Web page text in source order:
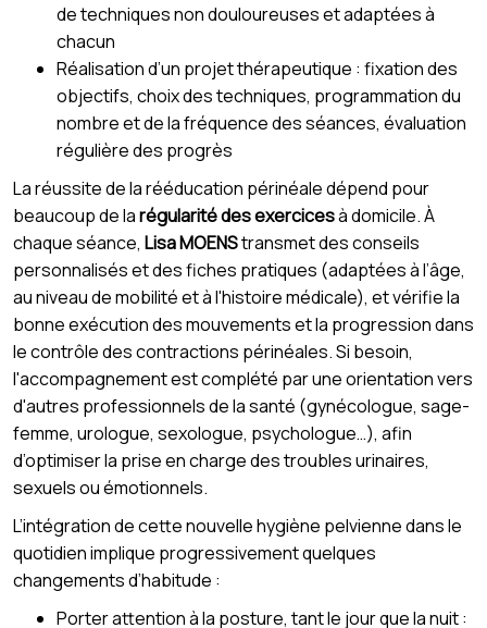
de techniques non douloureuses et adaptées à
chacun
Réalisation d’un projet thérapeutique : fixation des
objectifs, choix des techniques, programmation du
nombre et de la fréquence des séances, évaluation
régulière des progrès
La réussite de la rééducation périnéale dépend pour
beaucoup de larégularité des exercicesà domicile. À
chaque séance, Lisa MOENStransmet des conseils
personnalisés et des fiches pratiques (adaptées à l’âge,
au niveau de mobilité et à l'histoire médicale), et vérifie la
bonne exécution des mouvements et la progression dans
le contrôle des contractions périnéales. Si besoin,
l'accompagnement est complété par une orientation vers
d'autres professionnels de la santé (gynécologue, sage-
femme, urologue, sexologue, psychologue…), afin
d’optimiser la prise en charge des troubles urinaires,
sexuels ou émotionnels.
L’intégration de cette nouvelle hygiène pelvienne dans le
quotidien implique progressivement quelques
changements d’habitude :
Porter attention à la posture, tant le jour que la nuit :